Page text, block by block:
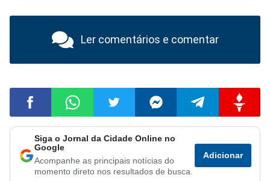
Ler comentários e comentar
Compartilhar
no
Compartilhar
no
Compartilhar
no
Compartilhar
no
Compartilhar
no
no
Siga o Jornal da Cidade Online no
Google
Acompanhe as principais notícias do
momento direto nos resultados de busca.
Adicionar